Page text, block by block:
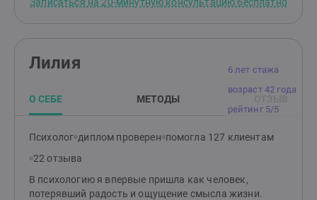
6 лет стажа
возраст 42 года
рейтинг 5/5
Лилия
О СЕБЕ МЕТОДЫ
Психолог диплом проверен помогла 127 клиентам
22 отзыва
В психологию я впервые пришла как человек,
потерявший радость и ощущение смысла жизни.